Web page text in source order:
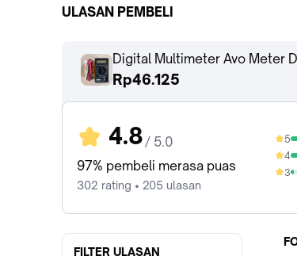
ULASAN PEMBELI
Digital Multimeter Avo Meter
Rp46.125
4.8/ 5.0
97% pembeli merasa puas
302 rating • 205 ulasan
5
4
3
FILTER ULASAN